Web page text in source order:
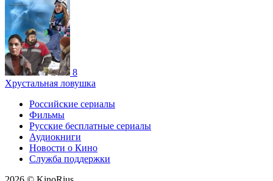
8
Хрустальная ловушка
Российские сериалы
Фильмы
Русские бесплатные сериалы
Аудиокниги
Новости о Кино
Служба поддержки